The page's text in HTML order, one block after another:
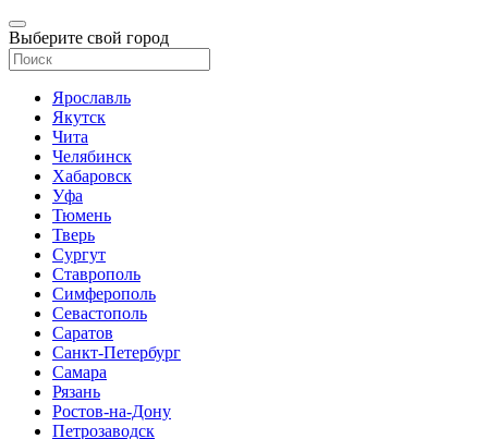
Выберите свой город
Ярославль
Якутск
Чита
Челябинск
Хабаровск
Уфа
Тюмень
Тверь
Сургут
Ставрополь
Симферополь
Севастополь
Саратов
Санкт-Петербург
Самара
Рязань
Ростов-на-Дону
Петрозаводск